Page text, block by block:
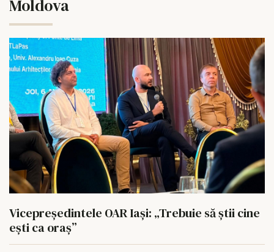
Moldova
Vicepreședintele OAR Iași: „Trebuie să știi cine
ești ca oraș”